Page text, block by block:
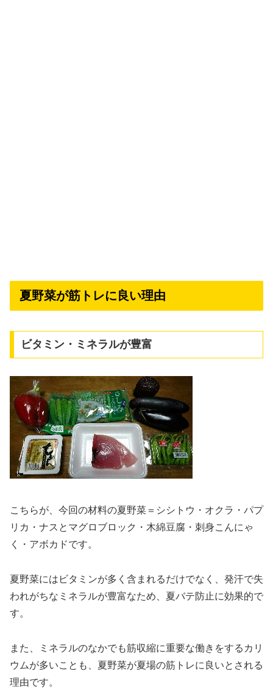
夏野菜が筋トレに良い理由
ビタミン・ミネラルが豊富
こちらが、今回の材料の夏野菜＝シシトウ・オクラ・パプ
リカ・ナスとマグロブロック・木綿豆腐・刺身こんにゃ
く・アボカドです。
夏野菜にはビタミンが多く含まれるだけでなく、発汗で失
われがちなミネラルが豊富なため、夏バテ防止に効果的で
す。
また、ミネラルのなかでも筋収縮に重要な働きをするカリ
ウムが多いことも、夏野菜が夏場の筋トレに良いとされる
理由です。